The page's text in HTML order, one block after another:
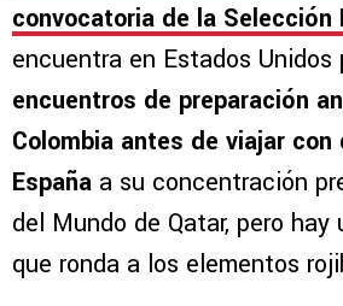
convocatoria de la Selección
encuentra en Estados Unidos
encuentros de preparación
Colombia antes de viajar
España a su concentración
del Mundo de Qatar, pero
que ronda a los elementos